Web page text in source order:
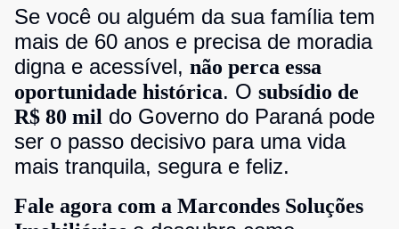
Se você ou alguém da sua família tem
mais de 60 anos e precisa de moradia
digna e acessível, não perca essa
oportunidade histórica. O subsídio de
R$ 80 mil do Governo do Paraná pode
ser o passo decisivo para uma vida
mais tranquila, segura e feliz.
Fale agora com a Marcondes Soluções